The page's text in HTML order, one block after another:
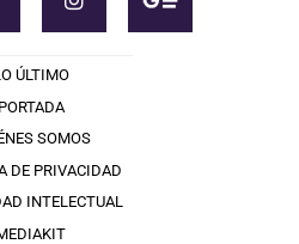
ÚLTIMO
PORTADA
SOMOS
DE PRIVACIDAD
INTELECTUAL